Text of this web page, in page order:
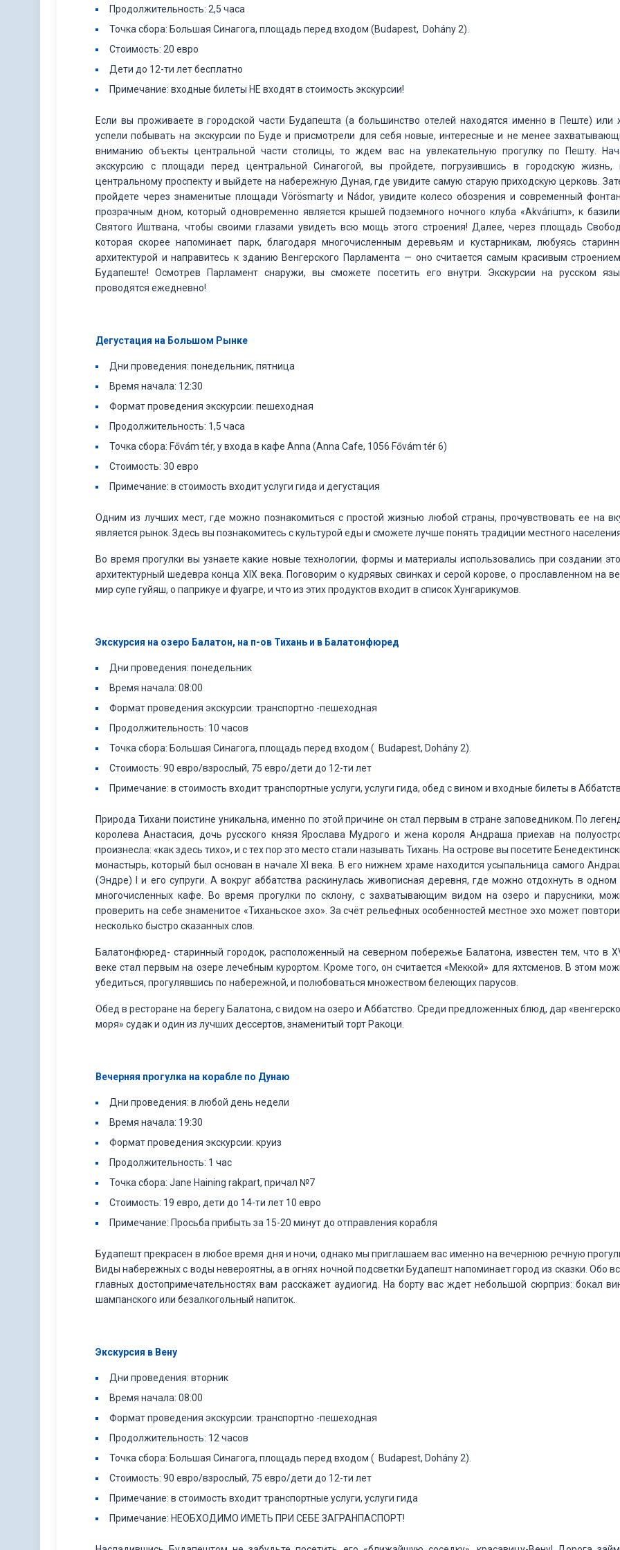
Продолжительность: 2,5 часа
Точка сбора: Большая Синагога, площадь перед входом (Budapest, Dohány 2).
Стоимость: 20 евро
Дети до 12-ти лет бесплатно
Примечание: входные билеты НЕ входят в стоимость экскурсии!
Если вы проживаете в городской части Будапешта (а большинство отелей находятся именно в Пеште) или
успели побывать на экскурсии по Буде и присмотрели для себя новые, интересные и не менее
вниманию объекты центральной части столицы, то ждем вас на увлекательную прогулку по Пешту.
экскурсию с площади перед центральной Синагогой, вы пройдете, погрузившись в городскую жизнь,
центральному проспекту и выйдете на набережную Дуная, где увидите самую старую приходскую церковь.
пройдете через знаменитые площади Vörösmarty и Nádor, увидите колесо обозрения и современный
прозрачным дном, который одновременно является крышей подземного ночного клуба «Аkvárium», к
Святого Иштвана, чтобы своими глазами увидеть всю мощь этого строения! Далее, через площадь
которая скорее напоминает парк, благодаря многочисленным деревьям и кустарникам, любуясь
архитектурой и направитесь к зданию Венгерского Парламента — оно считается самым красивым
Будапеште! Осмотрев Парламент снаружи, вы сможете посетить его внутри. Экскурсии на русском
проводятся ежедневно!
Дегустация на Большом Рынке
Дни проведения: понедельник, пятница
Время начала: 12:30
Формат проведения экскурсии: пешеходная
Продолжительность: 1,5 часа
Точка сбора: Fővám tér, у входа в кафе Anna (Anna Cafe, 1056 Fővám tér 6)
Стоимость: 30 евро
Примечание: в стоимость входит услуги гида и дегустация
Одним из лучших мест, где можно познакомиться с простой жизнью любой страны, прочувствовать ее на
является рынок. Здесь вы познакомитесь с культурой еды и сможете лучше понять традиции местного
Во время прогулки вы узнаете какие новые технологии, формы и материалы использовались при создании
архитектурный шедевра конца XIX века. Поговорим о кудрявых свинках и серой корове, о прославленном на
мир супе гуйяш, о паприкуе и фуагре, и что из этих продуктов входит в список Хунгарикумов.
Экскурсия на озеро Балатон, на п-ов Тихань и в Балатонфюред
Дни проведения: понедельник
Время начала: 08:00
Формат проведения экскурсии: транспортно -пешеходная
Продолжительность: 10 часов
Точка сбора: Большая Синагога, площадь перед входом ( Budapest, Dohány 2).
Стоимость: 90 евро/взрослый, 75 евро/дети до 12-ти лет
Примечание: в стоимость входит транспортные услуги, услуги гида, обед с вином и входные билеты в
Природа Тихани поистине уникальна, именно по этой причине он стал первым в стране заповедником. По
королева Анастасия, дочь русского князя Ярослава Мудрого и жена короля Андраша приехав на
произнесла: «как здесь тихо», и с тех пор это место стали называть Тихань. На острове вы посетите
монастырь, который был основан в начале XI века. В его нижнем храме находится усыпальница самого
(Эндре) I и его супруги. А вокруг аббатства раскинулась живописная деревня, где можно отдохнуть в одном
многочисленных кафе. Во время прогулки по склону, с захватывающим видом на озеро и парусники,
проверить на себе знаменитое «Тиханьское эхо». За счёт рельефных особенностей местное эхо может
несколько быстро сказанных слов.
Балатонфюред- старинный городок, расположенный на северном побережье Балатона, известен тем, что в
веке стал первым на озере лечебным курортом. Кроме того, он считается «Меккой» для яхтсменов. В этом
убедиться, прогулявшись по набережной, и полюбоваться множеством белеющих парусов.
Обед в ресторане на берегу Балатона, с видом на озеро и Аббатство. Среди предложенных блюд, дар
моря» судак и один из лучших дессертов, знаменитый торт Ракоци.
Вечерняя прогулка на корабле по Дунаю
Дни проведения: в любой день недели
Время начала: 19:30
Формат проведения экскурсии: круиз
Продолжительность: 1 час
Точка сбора: Jane Haining rakpart, причал №7
Стоимость: 19 евро, дети до 14-ти лет 10 евро
Примечание: Просьба прибыть за 15-20 минут до отправления корабля
Будапешт прекрасен в любое время дня и ночи, однако мы приглашаем вас именно на вечернюю речную
Виды набережных с воды невероятны, а в огнях ночной подсветки Будапешт напоминает город из сказки. Обо
главных достопримечательностях вам расскажет аудиогид. На борту вас ждет небольшой сюрприз: бокал
шампанского или безалкогольный напиток.
Экскурсия в Вену
Дни проведения: вторник
Время начала: 08:00
Формат проведения экскурсии: транспортно -пешеходная
Продолжительность: 12 часов
Точка сбора: Большая Синагога, площадь перед входом ( Budapest, Dohány 2).
Стоимость: 90 евро/взрослый, 75 евро/дети до 12-ти лет
Примечание: в стоимость входит транспортные услуги, услуги гида
Примечание: НЕОБХОДИМО ИМЕТЬ ПРИ СЕБЕ ЗАГРАНПАСПОРТ!